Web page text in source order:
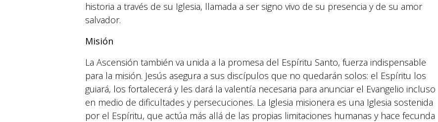
historia a través de su Iglesia, llamada a ser signo vivo de su presencia y de su amor
salvador.
Misión
La Ascensión también va unida a la promesa del Espíritu Santo, fuerza indispensable
para la misión. Jesús asegura a sus discípulos que no quedarán solos: el Espíritu los
guiará, los fortalecerá y les dará la valentía necesaria para anunciar el Evangelio incluso
en medio de dificultades y persecuciones. La Iglesia misionera es una Iglesia sostenida
por el Espíritu, que actúa más allá de las propias limitaciones humanas y hace fecunda